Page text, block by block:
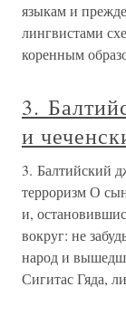
языкам и
лингвистами
коренным
3.
и
3. Балтийский
терроризм О
и,
вокруг: не
народ и
Сигитас Гяда,